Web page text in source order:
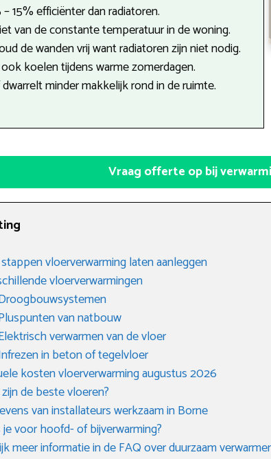
15% efficiënter dan radiatoren.
van de constante temperatuur in de woning.
de wanden vrij want radiatoren zijn niet nodig.
koelen tijdens warme zomerdagen.
minder makkelijk rond in de ruimte.
Vraag offerte op bij
vloerverwarming laten aanleggen
vloerverwarmingen
van natbouw
verwarmen van de vloer
in beton of tegelvloer
kosten vloerverwarming augustus 2026
de beste vloeren?
van installateurs werkzaam in Borne
je voor hoofd- of bijverwarming?
meer informatie in de FAQ over duurzaam